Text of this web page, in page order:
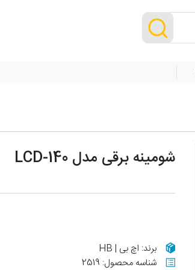
شومینه برقی مدل LCD-140
برند: اچ بی | HB
شناسه محصول: 2519